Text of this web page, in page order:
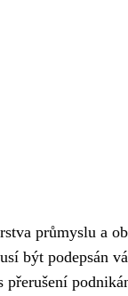
průmyslu a
být podepsán
přerušení